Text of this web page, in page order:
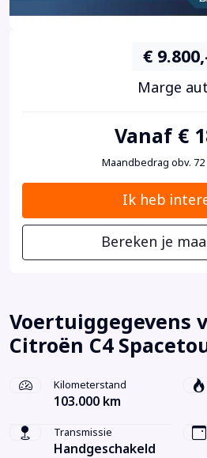
€
Marge
Vanaf €
Maandbedrag obv.
Ik heb
Bereken je
Voertuiggegevens
Citroën C4
Kilometerstand
103.000 km
Transmissie
Handgeschakeld